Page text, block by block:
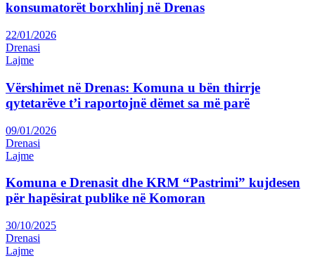
konsumatorët borxhlinj në Drenas
22/01/2026
Drenasi
Lajme
Vërshimet në Drenas: Komuna u bën thirrje
qytetarëve t’i raportojnë dëmet sa më parë
09/01/2026
Drenasi
Lajme
Komuna e Drenasit dhe KRM “Pastrimi” kujdesen
për hapësirat publike në Komoran
30/10/2025
Drenasi
Lajme